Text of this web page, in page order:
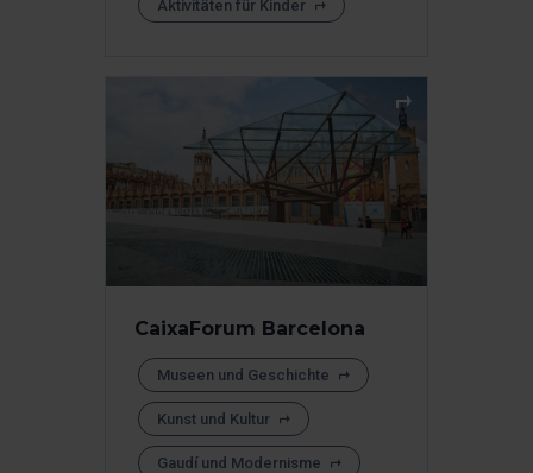
Aktivitäten für Kinder
CaixaForum Barcelona
Museen und Geschichte
Kunst und Kultur
Gaudí und Modernisme